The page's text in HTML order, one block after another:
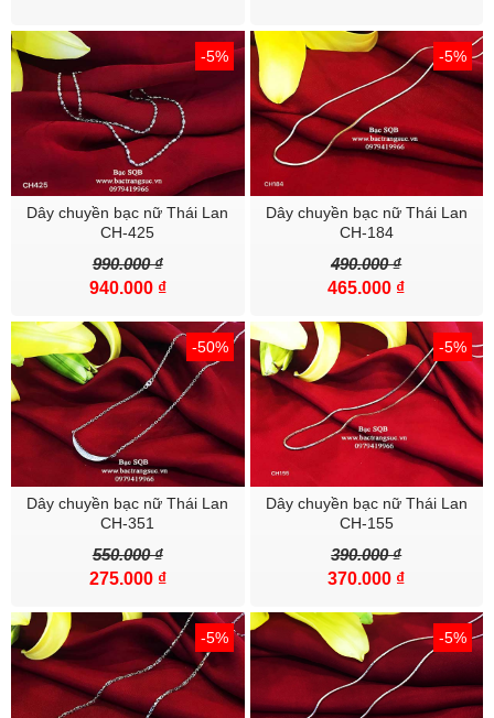
-5%
Dây chuyền bạc nữ Thái Lan
CH-425
990.000 ₫
940.000 ₫
-5%
Dây chuyền bạc nữ Thái Lan
CH-184
490.000 ₫
465.000 ₫
-50%
Dây chuyền bạc nữ Thái Lan
CH-351
550.000 ₫
275.000 ₫
-5%
Dây chuyền bạc nữ Thái Lan
CH-155
390.000 ₫
370.000 ₫
-5% -5%